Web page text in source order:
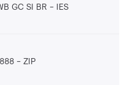
GC SI BR IES
ZIP